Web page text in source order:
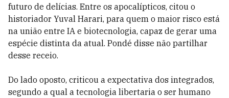
futuro de delícias. Entre os apocalípticos, citou o
historiador Yuval Harari, para quem o maior risco está
na união entre IA e biotecnologia, capaz de gerar uma
espécie distinta da atual. Pondé disse não partilhar
desse receio.
Do lado oposto, criticou a expectativa dos integrados,
segundo a qual a tecnologia libertaria o ser humano